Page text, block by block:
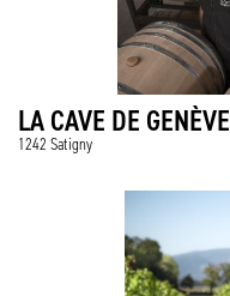
LA CAVE DE GENÈVE
1242 Satigny